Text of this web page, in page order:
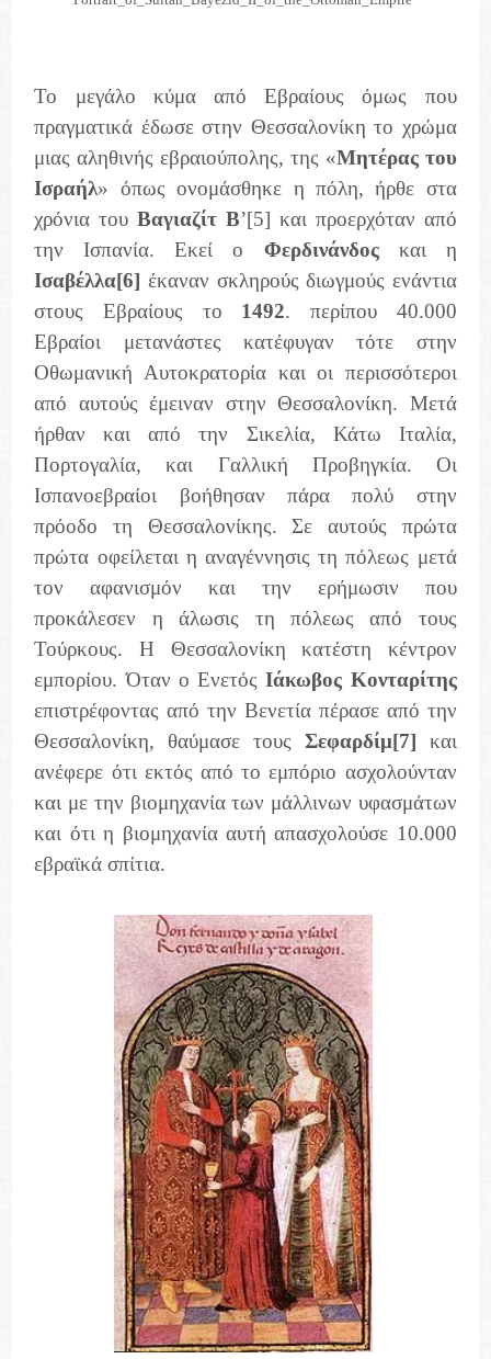
Το μεγάλο κύμα από Εβραίους όμως που
πραγματικά έδωσε στην Θεσσαλονίκη το χρώμα
μιας αληθινής εβραιούπολης, της «Μητέρας του
Ισραήλ» όπως ονομάσθηκε η πόλη, ήρθε στα
χρόνια τουΒαγιαζίτ Β’[5] και προερχόταν από
την Ισπανία. Εκεί ο Φερδινάνδοςκαι η
Ισαβέλλα[6] έκαναν σκληρούς διωγμούς ενάντια
στους Εβραίους το 1492. περίπου 40.000
Εβραίοι μετανάστες κατέφυγαν τότε στην
Οθωμανική Αυτοκρατορία και οι περισσότεροι
από αυτούς έμειναν στην Θεσσαλονίκη. Μετά
ήρθαν και από την Σικελία, Κάτω Ιταλία,
Πορτογαλία, και Γαλλική Προβηγκία. Οι
Ισπανοεβραίοι βοήθησαν πάρα πολύ στην
πρόοδο τη Θεσσαλονίκης. Σε αυτούς πρώτα
πρώτα οφείλεται η αναγέννησις τη πόλεως μετά
τον αφανισμόν και την ερήμωσιν που
προκάλεσεν η άλωσις τη πόλεως από τους
Τούρκους. Η Θεσσαλονίκη κατέστη κέντρον
εμπορίου. Όταν ο ΕνετόςΙάκωβος Κονταρίτης
επιστρέφοντας από την Βενετία πέρασε από την
Θεσσαλονίκη, θαύμασε τους Σεφαρδίμ[7] και
ανέφερε ότι εκτός από το εμπόριο ασχολούνταν
και με την βιομηχανία των μάλλινων υφασμάτων
και ότι η βιομηχανία αυτή απασχολούσε 10.000
εβραϊκά σπίτια.